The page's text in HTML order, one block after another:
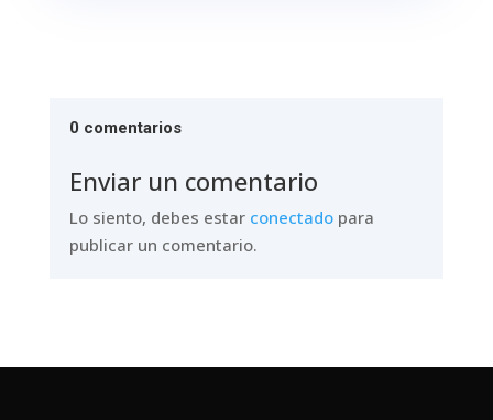
0 comentarios
Enviar un comentario
Lo siento, debes estar conectadopara
publicar un comentario.